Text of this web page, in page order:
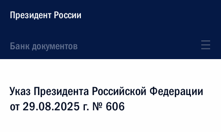
Президент России
Банк документов
Указ Президента Российской Федерации
от 29.08.2025 г. № 606